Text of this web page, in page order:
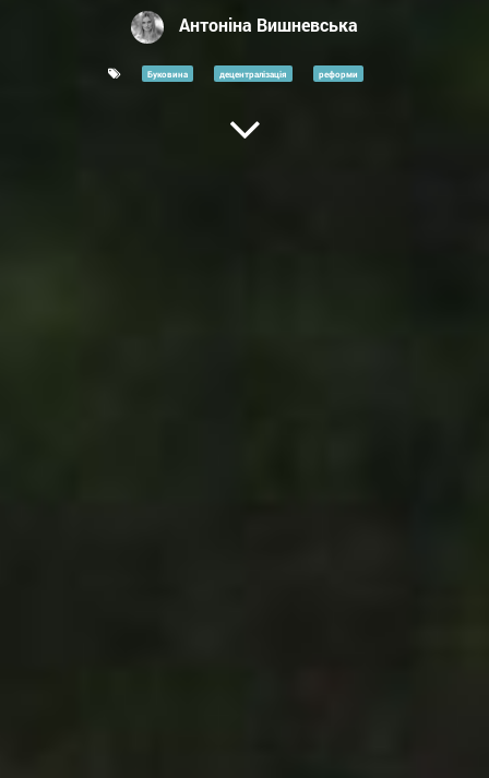
Антоніна Вишневська
Буковина децентралізація реформи